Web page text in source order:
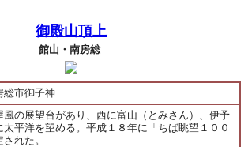
御殿山頂上
館山・南房総
総市御子神
風の展望台があり、西に富山（とみさん）、伊予
太平洋を望める。平成１８年に「ちば眺望１００
れた。